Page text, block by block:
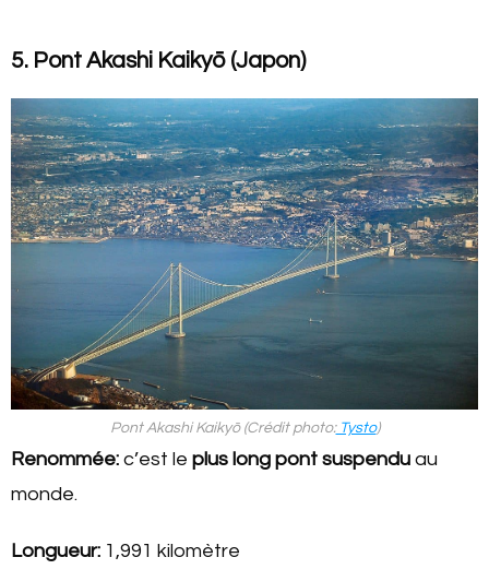
5. Pont Akashi Kaikyō (Japon)
Pont Akashi Kaikyō (Crédit photo:Tysto)
Renommée: c’est le plus long pont suspendu au
monde.
Longueur: 1,991 kilomètre